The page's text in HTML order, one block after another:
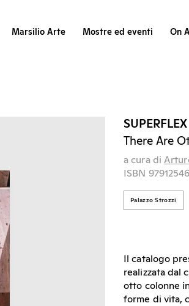
Marsilio Arte Mostre ed eventi On
SUPERFLEX
There Are
a cura di
ISBN
Palazzo Strozzi
Il catalogo
realizzata dal
otto colonne
forme di vita,